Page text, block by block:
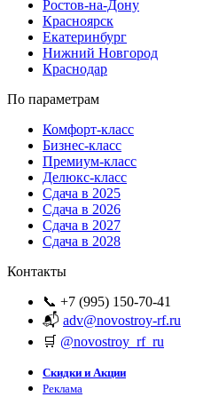
Ростов-на-Дону
Красноярск
Екатеринбург
Нижний Новгород
Краснодар
По параметрам
Комфорт-класс
Бизнес-класс
Премиум-класс
Делюкс-класс
Сдача в 2025
Сдача в 2026
Сдача в 2027
Сдача в 2028
Контакты
📞 +7 (995) 150-70-41
📬 adv@novostroy-rf.ru
🛒 @novostroy_rf_ru
Скидки и Акции
Реклама